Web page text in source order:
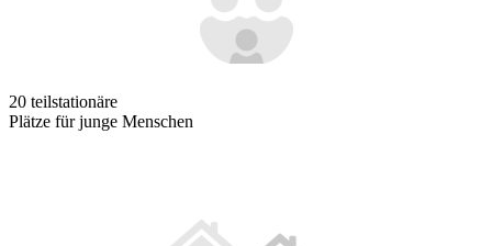
20 teilstationäre
Plätze für junge Menschen